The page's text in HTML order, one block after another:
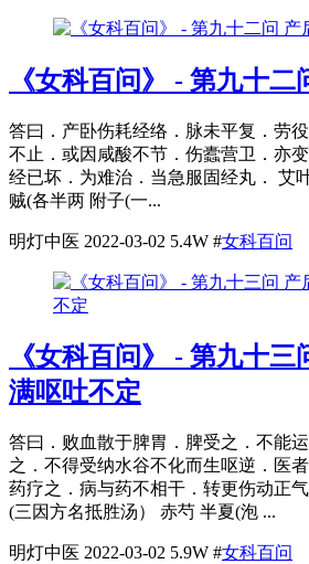
《女科百问》 - 第九十二
答曰．产卧伤耗经络．脉未平复．劳
不止．或因咸酸不节．伤蠹营卫．亦
经已坏．为难治．当急服固经丸． 艾
贼(各半两 附子(一...
明灯中医 2022-03-02 5.4W #女科百问
《女科百问》 - 第九十三
满呕吐不定
答曰．败血散于脾胃．脾受之．不能
之．不得受纳水谷不化而生呕逆．医
药疗之．病与药不相干．转更伤动正
(三因方名抵胜汤） 赤芍 半夏(泡 ...
明灯中医 2022-03-02 5.9W #女科百问